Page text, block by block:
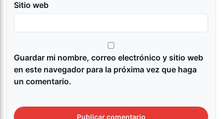
Sitio web
Guardar mi nombre, correo electrónico y sitio web
en este navegador para la próxima vez que haga
un comentario.